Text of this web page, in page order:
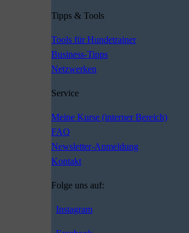
Tipps & Tools
Tools für Hundetrainer
Business-Tipps
Netzwerken
Service
Meine Kurse (interner Bereich)
FAQ
Newsletter-Anmeldung
Kontakt
Folge uns auf:
Instagram